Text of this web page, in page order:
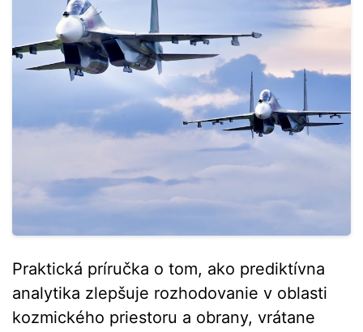
Praktická príručka o tom, ako prediktívna
analytika zlepšuje rozhodovanie v oblasti
kozmického priestoru a obrany, vrátane